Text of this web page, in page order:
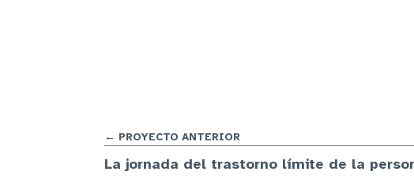
← PROYECTO ANTERIOR
La jornada del trastorno límite de la